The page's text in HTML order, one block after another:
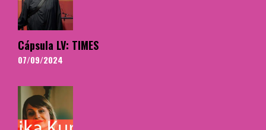
Cápsula LV: TIMES
07/09/2024